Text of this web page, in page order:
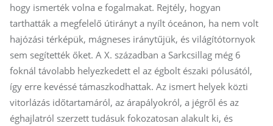
hogy ismerték volna e fogalmakat. Rejtély, hogyan
tarthatták a megfelelő útirányt a nyílt óceánon, ha nem volt
hajózási térképük, mágneses iránytűjük, és világítótornyok
sem segítették őket. A X. században a Sarkcsillag még 6
foknál távolabb helyezkedett el az égbolt északi pólusától,
így erre kevéssé támaszkodhattak. Az ismert helyek közti
vitorlázás időtartamáról, az árapályokról, a jégről és az
éghajlatról szerzett tudásuk fokozatosan alakult ki, és